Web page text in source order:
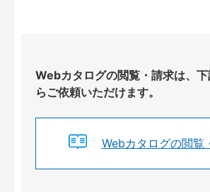
Webカタログの閲覧・請求は、
らご依頼いただけます。
Webカタログの閲覧